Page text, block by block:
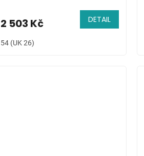
2 503 Kč DETAIL
54 (UK 26)